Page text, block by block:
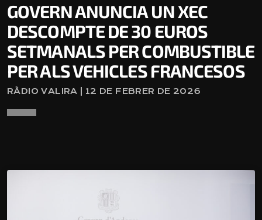
GOVERN ANUNCIA UN XEC
DESCOMPTE DE 30 EUROS
SETMANALS PER COMBUSTIBLE
PER ALS VEHICLES FRANCESOS
RÀDIO VALIRA | 12 DE FEBRER DE 2026